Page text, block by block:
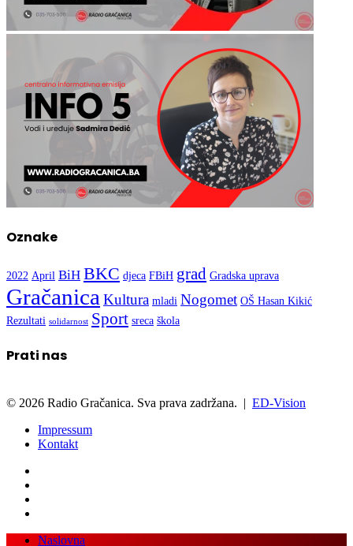
Oznake
2022 April BiH BKC djeca FBiH grad Gradska uprava
GračanicaKultura mladi Nogomet OŠ Hasan Kikić
Rezultati solidarnost Sport sreca škola
Prati nas
© 2026 Radio Gračanica. Sva prava zadržana. | ED-Vision
Impressum
Kontakt
Facebook
Twitter
LinkedIn
WhatsApp
Viber
Back
Close Naslovna